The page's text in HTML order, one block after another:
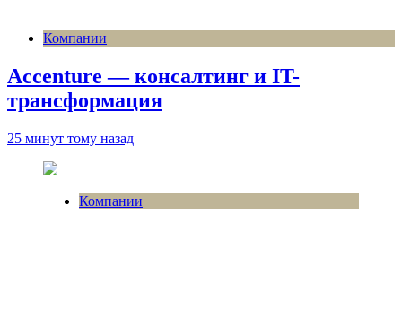
Компании
Accenture — консалтинг и IT-
трансформация
25 минут тому назад
Компании